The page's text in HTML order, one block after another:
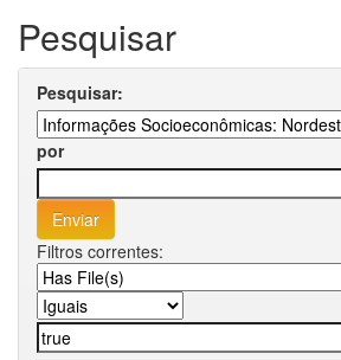
Pesquisar
Pesquisar:
por
Filtros correntes: